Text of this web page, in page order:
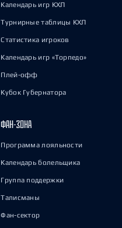
Календарь игр КХЛ
Турнирные таблицы КХЛ
Статистика игроков
Календарь игр «Торпедо»
Плей-офф
Кубок Губернатора
ФАН-ЗОНА
Программа лояльности
Календарь болельщика
Группа поддержки
Талисманы
Фан-сектор